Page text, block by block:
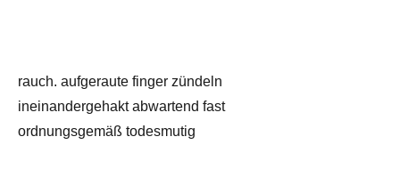
rauch. aufgeraute finger zündeln
ineinandergehakt abwartend fast
ordnungsgemäß todesmutig